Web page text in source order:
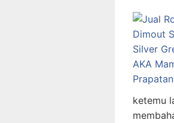
ketemu